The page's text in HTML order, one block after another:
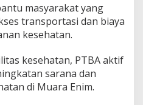
y
a
r
a
a
t
masyarakat yang
transportasi dan biaya
kesehatan.
kesehatan, PTBA aktif
sarana dan
di Muara Enim.